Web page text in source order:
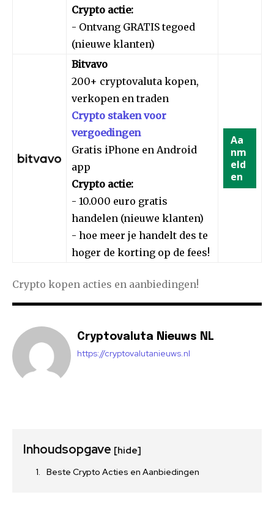
Crypto actie:
- Ontvang GRATIS tegoed
(nieuwe klanten)
Bitvavo
200+ cryptovaluta kopen,
verkopen en traden
Crypto staken voor
vergoedingen
Gratis iPhone en Android
app
Crypto actie:
- 10.000 euro gratis
handelen (nieuwe klanten)
- hoe meer je handelt des te
hoger de korting op de fees!
Aa
nm
eld
en
Crypto kopen acties en aanbiedingen!
Cryptovaluta Nieuws NL
https://cryptovalutanieuws.nl
Inhoudsopgave [hide]
Beste Crypto Acties en Aanbiedingen